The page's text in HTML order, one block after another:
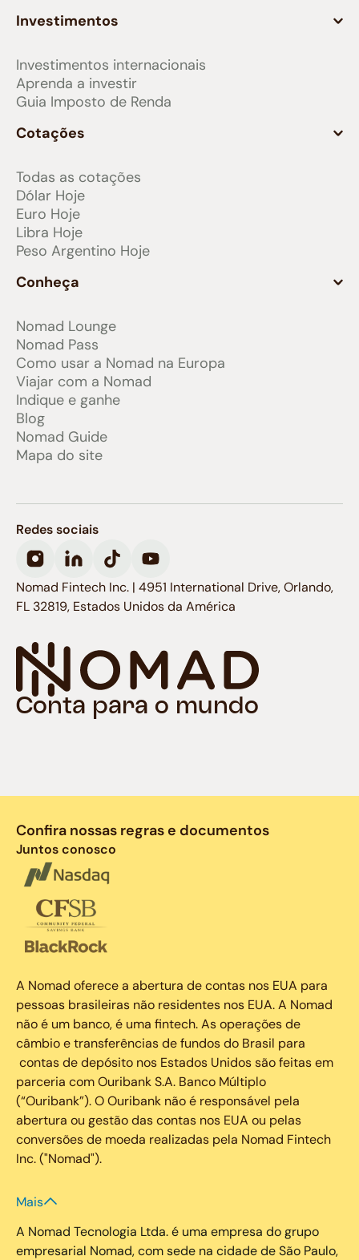
Investimentos
Investimentos internacionais
Aprenda a investir
Guia Imposto de Renda
Cotações
Todas as cotações
Dólar Hoje
Euro Hoje
Libra Hoje
Peso Argentino Hoje
Conheça
Nomad Lounge
Nomad Pass
Como usar a Nomad na Europa
Viajar com a Nomad
Indique e ganhe
Blog
Nomad Guide
Mapa do site
Conta para o mundo
Redes sociais
Nomad Fintech Inc. | 4951 International Drive, Orlando,
FL 32819, Estados Unidos da América
Confira nossas regras e documentos
Juntos conosco
A Nomad oferece a abertura de contas nos EUA para
pessoas brasileiras não residentes nos EUA. A Nomad
não é um banco, é uma fintech. As operações de
câmbio e transferências de fundos do Brasil para
contas de depósito nos Estados Unidos são feitas em
parceria com Ouribank S.A. Banco Múltiplo
(“Ouribank”). O Ouribank não é responsável pela
abertura ou gestão das contas nos EUA ou pelas
conversões de moeda realizadas pela Nomad Fintech
Inc. ("Nomad").
Mais
A Nomad Tecnologia Ltda. é uma empresa do grupo
empresarial Nomad, com sede na cidade de São Paulo,